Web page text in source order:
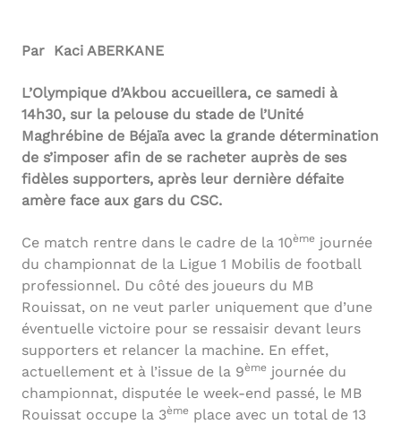
Par Kaci ABERKANE
L’Olympique d’Akbou accueillera, ce samedi à
14h30, sur la pelouse du stade de l’Unité
Maghrébine de Béjaïa avec la grande détermination
de s’imposer afin de se racheter auprès de ses
fidèles supporters, après leur dernière défaite
amère face aux gars du CSC.
Ce match rentre dans le cadre de la 10ème journée
du championnat de la Ligue 1 Mobilis de football
professionnel. Du côté des joueurs du MB
Rouissat, on ne veut parler uniquement que d’une
éventuelle victoire pour se ressaisir devant leurs
supporters et relancer la machine. En effet,
actuellement et à l’issue de la 9ème journée du
championnat, disputée le week-end passé, le MB
Rouissat occupe la 3ème place avec un total de 13